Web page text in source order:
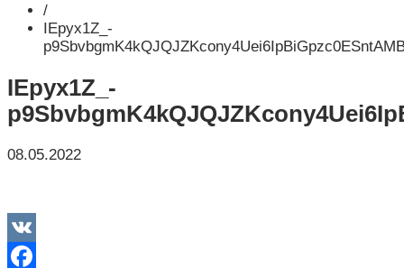
/
IEpyx1Z_-
IEpyx1Z_-
08.05.2022
VK